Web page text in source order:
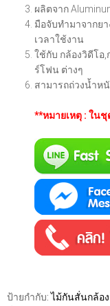
ผลิตจาก
มือจับทำมาจากย
เวลาใช้งาน
ใช้กับ กล้องวิดีโอ,
ร์โฟน ต่างๆ
สามารถถ่วงน้ำห
**หมายเหตุ : ใน
ป้ายกำกับ: ไม้กันสั่นกล้อง